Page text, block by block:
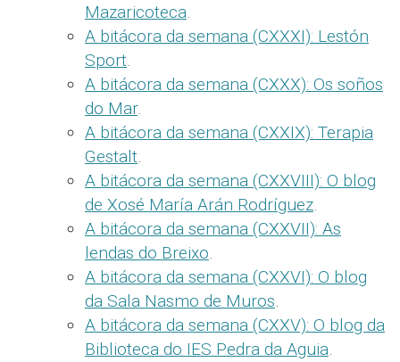
Mazaricoteca.
A bitácora da semana (CXXXI): Lestón
Sport.
A bitácora da semana (CXXX): Os soños
do Mar.
A bitácora da semana (CXXIX): Terapia
Gestalt.
A bitácora da semana (CXXVIII): O blog
de Xosé María Arán Rodríguez.
A bitácora da semana (CXXVII): As
lendas do Breixo.
A bitácora da semana (CXXVI): O blog
da Sala Nasmo de Muros.
A bitácora da semana (CXXV): O blog da
Biblioteca do IES Pedra da Aguia.